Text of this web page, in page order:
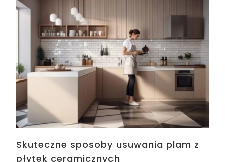
Skuteczne sposoby usuwania plam z
płytek ceramicznych